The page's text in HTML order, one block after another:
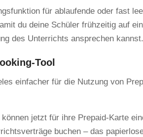
für ablaufende oder fast
du deine Schüler frühzeitig auf
des Unterrichts ansprechen kannst.
Tool
einfacher für die Nutzung von
jetzt für ihre Prepaid-Karte
buchen – das